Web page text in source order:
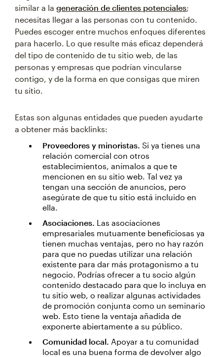
similar a la generación de clientes potenciales;
necesitas llegar a las personas con tu contenido.
Puedes escoger entre muchos enfoques diferentes
para hacerlo. Lo que resulte más eficaz dependerá
del tipo de contenido de tu sitio web, de las
personas y empresas que podrían vincularse
contigo, y de la forma en que consigas que miren
tu sitio.
Estas son algunas entidades que pueden ayudarte
a obtener más backlinks:
Proveedores y minoristas. Si ya tienes una
relación comercial con otros
establecimientos, anímalos a que te
mencionen en su sitio web. Tal vez ya
tengan una sección de anuncios, pero
asegúrate de que tu sitio está incluido en
ella.
Asociaciones. Las asociaciones
empresariales mutuamente beneficiosas ya
tienen muchas ventajas, pero no hay razón
para que no puedas utilizar una relación
existente para dar más protagonismo a tu
negocio. Podrías ofrecer a tu socio algún
contenido destacado para que lo incluya en
tu sitio web, o realizar algunas actividades
de promoción conjunta como un seminario
web. Esto tiene la ventaja añadida de
exponerte abiertamente a su público.
Comunidad local. Apoyar a tu comunidad
local es una buena forma de devolver algo